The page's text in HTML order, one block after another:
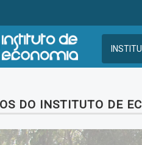
DO INSTITUTO DE